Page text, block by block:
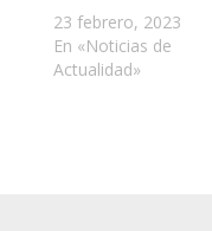
23 febrero, 2023
En «Noticias de
Actualidad»